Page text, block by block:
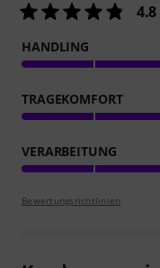
4.8
HANDLING
TRAGEKOMFORT
VERARBEITUNG
Bewertungsrichtlinien